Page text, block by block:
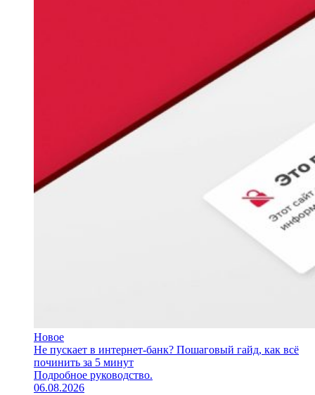
Новое
Не пускает в интернет-банк? Пошаговый гайд, как всё
починить за 5 минут
Подробное руководство.
06.08.2026